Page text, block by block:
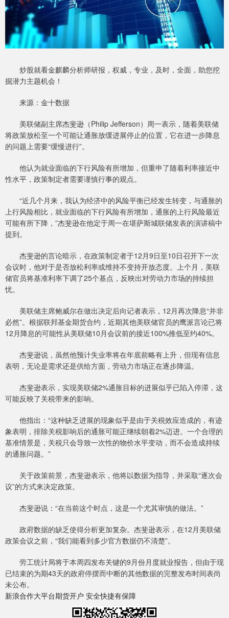
炒股就看金麒麟分析师研报，权威，专业，及时，全面，助您挖
掘潜力主题机会！
来源：金十数据
美联储副主席杰斐逊（Philip Jefferson）周一表示，随着美联储
将政策放松至一个可能让通胀放缓进展停止的位置，它在进一步降息
的问题上需要“缓慢进行”。
他认为就业面临的下行风险有所增加，但重申了随着利率接近中
性水平，政策制定者需要谨慎行事的观点。
“近几个月来，我认为经济中的风险平衡已经发生转变，与通胀的
上行风险相比，就业面临的下行风险有所增加，通胀的上行风险最近
可能有所下降，”杰斐逊在他定于周一在堪萨斯城联储发表的演讲稿中
提到。
杰斐逊的言论暗示，在政策制定者于12月9日至10日召开下一次
会议时，他对于是否放松利率或维持不变持开放态度。上个月，美联
储官员将基准利率下调了25个基点，反映出对劳动力市场的持续担
忧。
美联储主席鲍威尔在做出决定后向记者表示，12月再次降息“并非
必然”。根据联邦基金期货合约，近期其他美联储官员的鹰派言论已将
12月降息的可能性从美联储10月会议前的接近100%推低至约40%。
杰斐逊说，虽然他预计失业率将在年底前略有上升，但现有信息
表明，无论是需求还是供给方面，劳动力市场正在逐步降温。
杰斐逊表示，实现美联储2%通胀目标的进展似乎已陷入停滞，这
可能反映了关税带来的影响。
他指出：“这种缺乏进展的现象似乎是由于关税效应造成的，有迹
象表明，排除关税影响后的通胀可能正继续朝着2%迈进。一个合理的
基准情景是，关税只会导致一次性的物价水平变动，而不会造成持续
的通胀问题。”
关于政策前景，杰斐逊表示，他将以数据为指导，并采取“逐次会
议”的方式来决定政策。
杰斐逊说：“在当前这个时点，这是一个尤其审慎的做法。”
政府数据的缺乏使得分析更加复杂。杰斐逊表示，在12月美联储
政策会议之前，“我们能看到多少官方数据仍不清楚”。
劳工统计局将于本周四发布关键的9月份月度就业报告，但由于现
已结束的为期43天的政府停摆而中断的其他数据的完整发布时间表尚
未公布。
新浪合作大平台期货开户 安全快捷有保障